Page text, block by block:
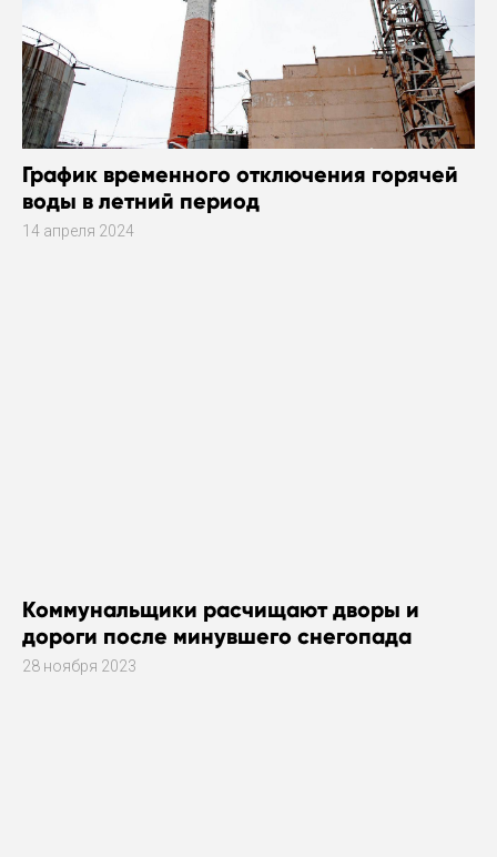
График временного отключения горячей
воды в летний период
14 апреля 2024
Коммунальщики расчищают дворы и
дороги после минувшего снегопада
28 ноября 2023